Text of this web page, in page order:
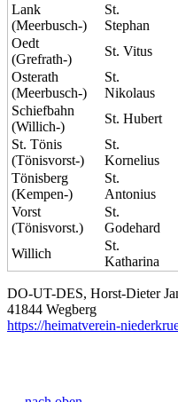
Lank
(Meerbusch-)
St.
Stephan
Oedt
(Grefrath-)
St. Vitus
Osterath
(Meerbusch-)
St.
Nikolaus
Schiefbahn
(Willich-)
St. Hubert
St. Tönis
(Tönisvorst-)
St.
Kornelius
Tönisberg
(Kempen-)
St.
Antonius
Vorst
(Tönisvorst.)
St.
Godehard
Willich
St.
Katharina
DO-UT-DES, Horst-Dieter
41844 Wegberg
https://heimatverein-